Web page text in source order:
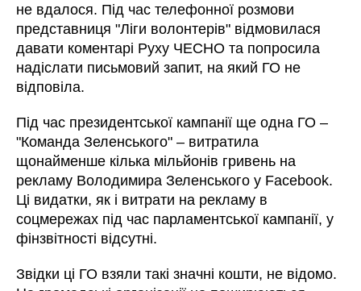
не вдалося. Під час телефонної розмови
представниця "Ліги волонтерів" відмовилася
давати коментарі Руху ЧЕСНО та попросила
надіслати письмовий запит, на який ГО не
відповіла.
Під час президентської кампанії ще одна ГО –
"Команда Зеленського" – витратила
щонайменше кілька мільйонів гривень на
рекламу Володимира Зеленського у Facebook.
Ці видатки, як і витрати на рекламу в
соцмережах під час парламентської кампанії, у
фінзвітності відсутні.
Звідки ці ГО взяли такі значні кошти, не відомо.